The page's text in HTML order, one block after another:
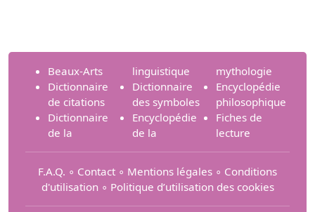
Beaux-Arts
Dictionnaire
de citations
Dictionnaire
de la
linguistique
Dictionnaire
des symboles
Encyclopédie
de la
mythologie
Encyclopédie
philosophique
Fiches de
lecture
F.A.Q. ∘ Contact ∘ Mentions légales ∘ Conditions
d'utilisation ∘ Politique d’utilisation des cookies